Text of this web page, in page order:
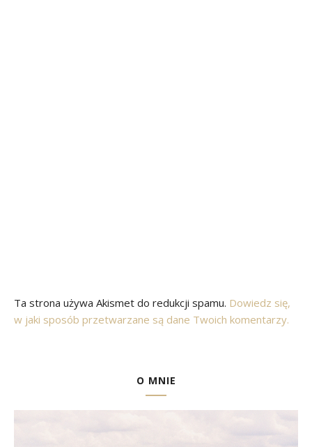
Ta strona używa Akismet do redukcji spamu. Dowiedz się,
w jaki sposób przetwarzane są dane Twoich komentarzy.
O MNIE